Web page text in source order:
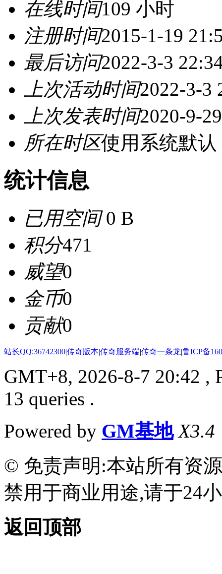
在线时间109 小时
注册时间2015-1-19
最后访问2022-3-3
上次活动时间2022-3-3
上次发表时间2020-9-
所在时区使用系统默认
统计信息
已用空间0 B
积分471
威望0
金币0
贡献0
站长QQ:36742300|传奇版本|传奇服务端|传奇一条龙|鲁ICP备
GMT+8, 2026-8-7 20:42 ,
13 queries .
Powered by GM基地 X3.4
© 免责声明:本站所有资
禁用于商业用途,请于24
返回顶部